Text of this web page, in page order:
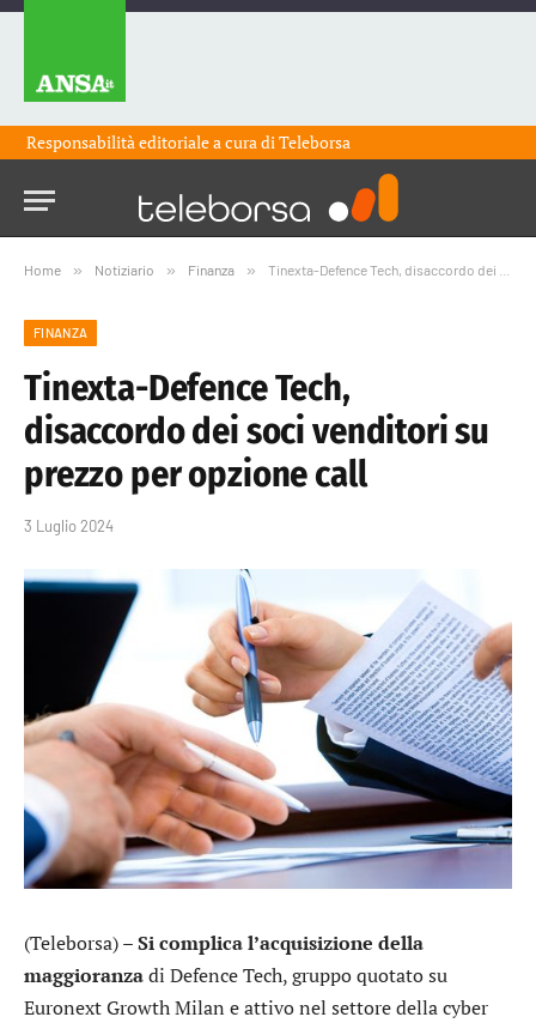
Responsabilità editoriale a cura diTeleborsa
Home » Notiziario » Finanza » Tinexta-Defence Tech, disaccordo dei soci venditori su prezzo per opzione call
FINANZA
Tinexta-Defence Tech,
disaccordo dei soci venditori su
prezzo per opzione call
3 Luglio 2024
(Teleborsa) –Si complica l’acquisizione della
maggioranzadi Defence Tech, gruppo quotato su
Euronext Growth Milan e attivo nel settore della cyber